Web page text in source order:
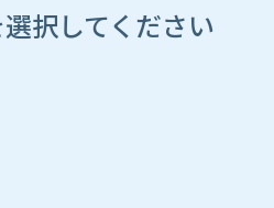
択してください